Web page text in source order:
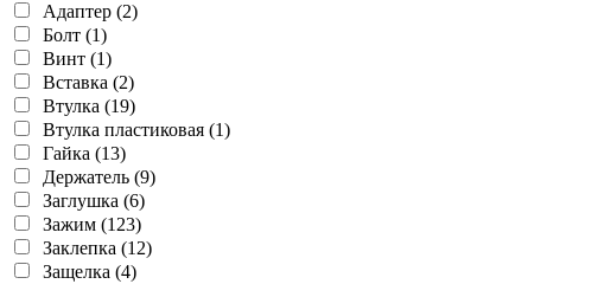
Адаптер (2)
Болт (1)
Винт (1)
Вставка (2)
Втулка (19)
Втулка пластиковая (1)
Гайка (13)
Держатель (9)
Заглушка (6)
Зажим (123)
Заклепка (12)
Защелка (4)